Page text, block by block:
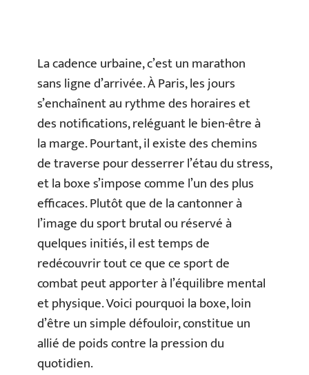
La cadence urbaine, c’est un marathon
sans ligne d’arrivée. À Paris, les jours
s’enchaînent au rythme des horaires et
des notifications, reléguant le bien-être à
la marge. Pourtant, il existe des chemins
de traverse pour desserrer l’étau du stress,
et la boxe s’impose comme l’un des plus
efficaces. Plutôt que de la cantonner à
l’image du sport brutal ou réservé à
quelques initiés, il est temps de
redécouvrir tout ce que ce sport de
combat peut apporter à l’équilibre mental
et physique. Voici pourquoi la boxe, loin
d’être un simple défouloir, constitue un
allié de poids contre la pression du
quotidien.